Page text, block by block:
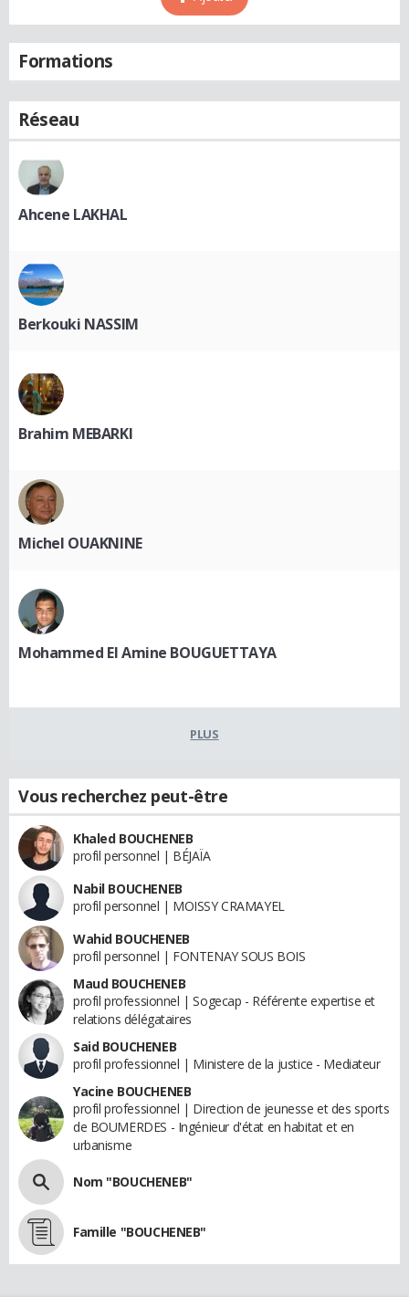
Formations
Réseau
Ahcene LAKHAL
Berkouki NASSIM
Brahim MEBARKI
Michel OUAKNINE
Mohammed El Amine BOUGUETTAYA
PLUS
Vous recherchez peut-être
Khaled BOUCHENEB
profil personnel | BÉJAÏA
Nabil BOUCHENEB
profil personnel | MOISSY CRAMAYEL
Wahid BOUCHENEB
profil personnel | FONTENAY SOUS BOIS
Maud BOUCHENEB
profil professionnel | Sogecap - Référente expertise et
relations délégataires
Said BOUCHENEB
profil professionnel | Ministere de la justice - Mediateur
Yacine BOUCHENEB
profil professionnel | Direction de jeunesse et des sports
de BOUMERDES - Ingénieur d'état en habitat et en
urbanisme
Nom "BOUCHENEB"
Famille "BOUCHENEB"